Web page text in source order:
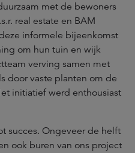
met de bewoners
real estate en BAM
informele bijeenkomst
om hun tuin en wijk
verving samen met
door vaste planten om de
initiatief werd enthousiast
succes. Ongeveer de helft
ook buren van ons project